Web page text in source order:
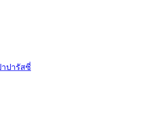
าปารัสซี่